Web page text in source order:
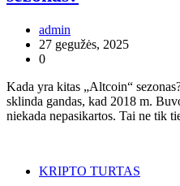
admin
27 gegužės, 2025
0
Kada yra kitas „Altcoin“
sklinda gandas, kad 2018 m.
niekada nepasikartos. Tai ne tik
KRIPTO TURTAS